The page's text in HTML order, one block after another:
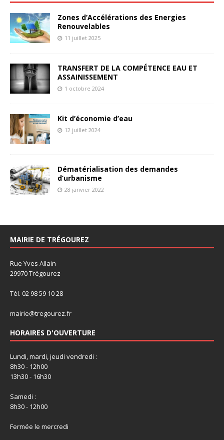
Zones d’Accélérations des Energies
Renouvelables
11 juillet 2025
TRANSFERT DE LA COMPÉTENCE EAU ET
ASSAINISSEMENT
1 octobre 2024
Kit d’économie d’eau
12 juillet 2024
Dématérialisation des demandes
d’urbanisme
28 janvier 2022
MAIRIE DE TRÉGOUREZ
Rue Yves Allain
29970 Trégourez
Tél. 02 98 59 10 28
mairie@tregourez.fr
HORAIRES D'OUVERTURE
Lundi, mardi, jeudi vendredi :
8h30 - 12h00
13h30 - 16h30
Samedi :
8h30 - 12h00
Fermée le mercredi